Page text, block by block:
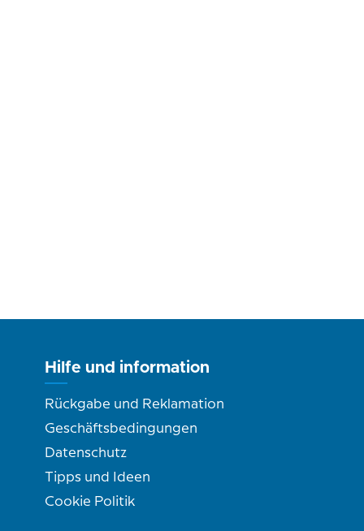
Hilfe und information
Rückgabe und Reklamation
Geschäftsbedingungen
Datenschutz
Tipps und Ideen
Cookie Politik